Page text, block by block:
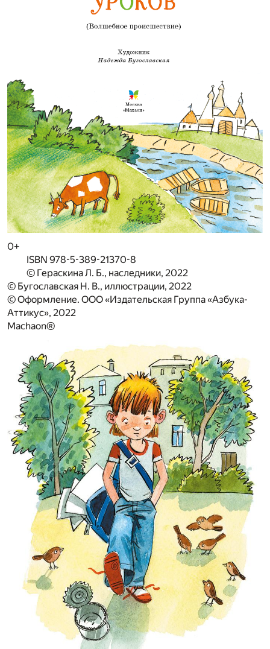
0+
ISBN 978-5-389-21370-8
© Гераскина Л. Б., наследники, 2022
© Бугославская Н. В., иллюстрации, 2022
© Оформление. ООО «Издательская Группа «Азбука-
Аттикус», 2022
Machaon®